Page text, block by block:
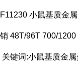
F11230 小鼠基质金
销 48T/96T 700/1200
关键词:小鼠基质金